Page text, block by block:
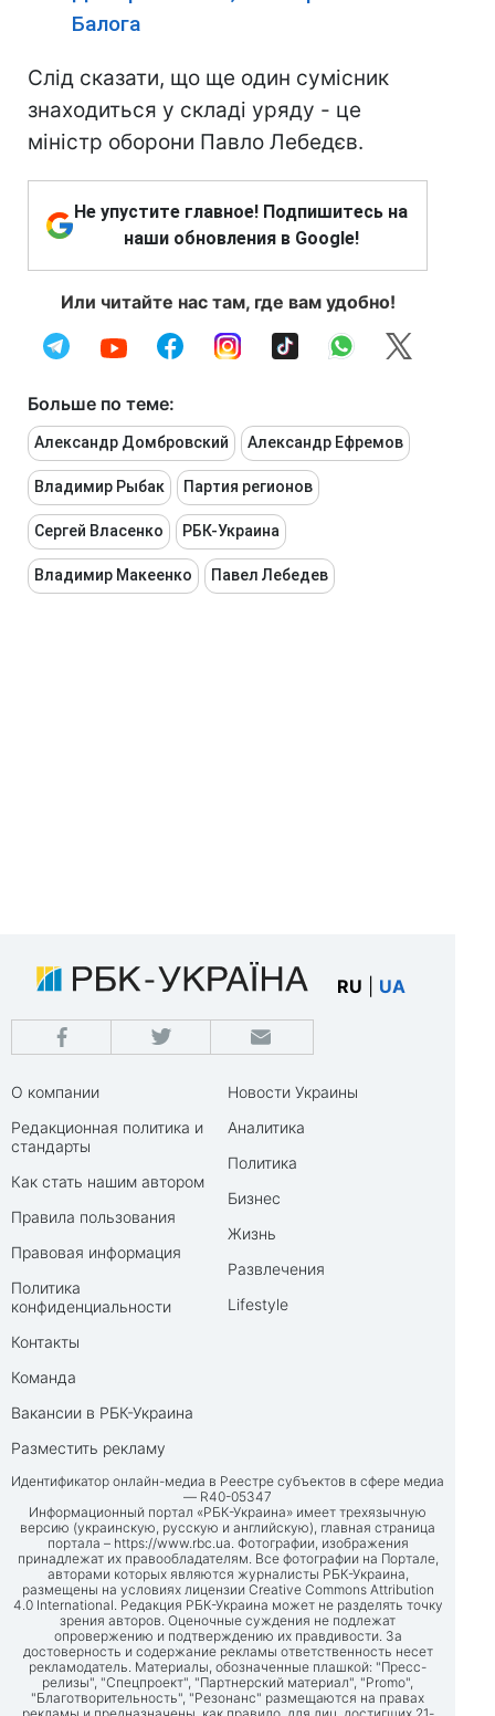
Балога
Слід сказати, що ще один сумісник
знаходиться у складі уряду - це
міністр оборони Павло Лебедєв.
Не упустите главное! Подпишитесь на
наши обновления в Google!
Или читайте нас там, где вам удобно!
Больше по теме:
Александр Домбровский Александр Ефремов
Владимир Рыбак Партия регионов
Сергей Власенко РБК-Украина
Владимир Макеенко Павел Лебедев
RU UA
О компании
Редакционная политика и
стандарты
Как стать нашим автором
Правила пользования
Правовая информация
Политика
конфиденциальности
Контакты
Команда
Вакансии в РБК-Украина
Разместить рекламу
Новости Украины
Аналитика
Политика
Бизнес
Жизнь
Развлечения
Lifestyle
Идентификатор онлайн-медиа в Реестре субъектов в сфере медиа
— R40-05347
Информационный портал «РБК-Украина» имеет трехязычную
версию (украинскую, русскую и английскую), главная страница
портала – https://www.rbc.ua. Фотографии, изображения
принадлежат их правообладателям. Все фотографии на Портале,
авторами которых являются журналисты РБК-Украина,
размещены на условиях лицензии Creative Commons Attribution
4.0 International. Редакция РБК-Украина может не разделять точку
зрения авторов. Оценочные суждения не подлежат
опровержению и подтверждению их правдивости. За
достоверность и содержание рекламы ответственность несет
рекламодатель. Материалы, обозначенные плашкой: "Пресс-
релизы", "Спецпроект", "Партнерский материал", "Promo",
"Благотворительность", "Резонанс" размещаются на правах